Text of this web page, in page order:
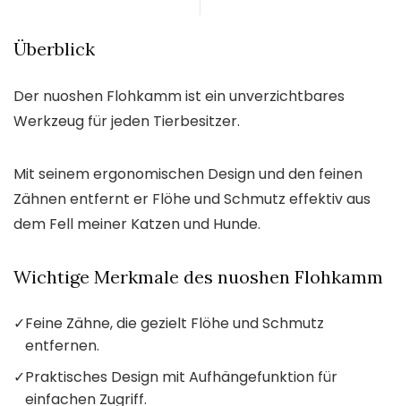
Überblick
Der nuoshen Flohkamm ist ein unverzichtbares
Werkzeug für jeden Tierbesitzer.
Mit seinem ergonomischen Design und den feinen
Zähnen entfernt er Flöhe und Schmutz effektiv aus
dem Fell meiner Katzen und Hunde.
Wichtige Merkmale des nuoshen Flohkamm
✓Feine Zähne, die gezielt Flöhe und Schmutz
entfernen.
✓Praktisches Design mit Aufhängefunktion für
einfachen Zugriff.